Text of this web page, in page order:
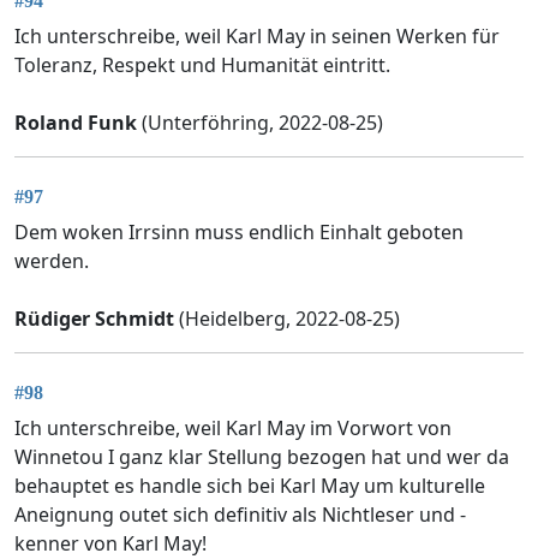
Ich unterschreibe, weil Karl May in seinen Werken für
Toleranz, Respekt und Humanität eintritt.
Roland Funk(Unterföhring, 2022-08-25)
#97
Dem woken Irrsinn muss endlich Einhalt geboten
werden.
Rüdiger Schmidt(Heidelberg, 2022-08-25)
#98
Ich unterschreibe, weil Karl May im Vorwort von
Winnetou I ganz klar Stellung bezogen hat und wer da
behauptet es handle sich bei Karl May um kulturelle
Aneignung outet sich definitiv als Nichtleser und -
kenner von Karl May!